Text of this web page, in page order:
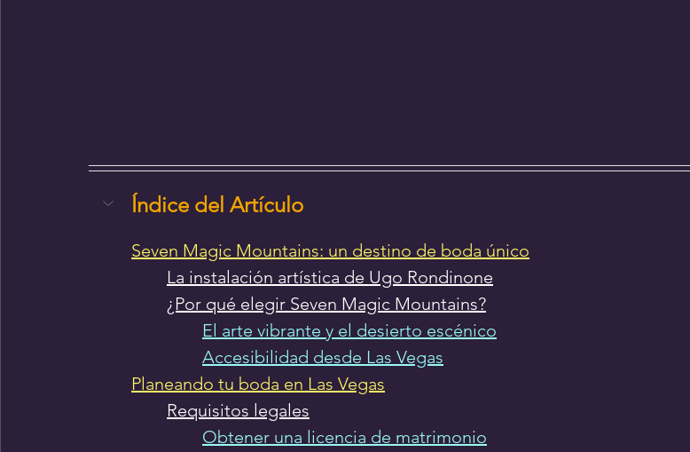
Índice del Artículo
Seven Magic Mountains: un destino de boda único
La instalación artística de Ugo Rondinone
¿Por qué elegir Seven Magic Mountains?
El arte vibrante y el desierto escénico
Accesibilidad desde Las Vegas
Planeando tu boda en Las Vegas
Requisitos legales
Obtener una licencia de matrimonio